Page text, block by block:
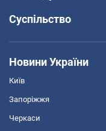
Суспільство
Новини України
Київ
Запоріжжя
Черкаси